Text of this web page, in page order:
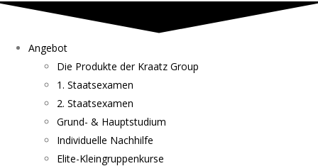
Angebot
Die Produkte der Kraatz Group
1. Staatsexamen
2. Staatsexamen
Grund- & Hauptstudium
Individuelle Nachhilfe
Elite-Kleingruppenkurse